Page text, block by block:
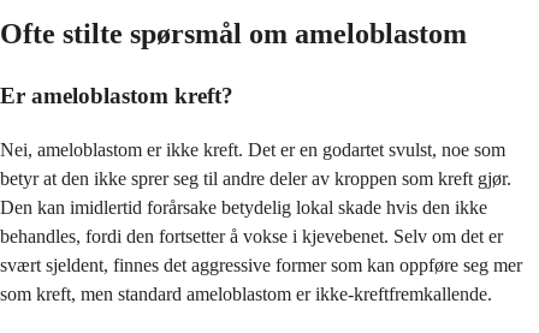
Ofte stilte spørsmål om ameloblastom
Er ameloblastom kreft?
Nei, ameloblastom er ikke kreft. Det er en godartet svulst, noe som
betyr at den ikke sprer seg til andre deler av kroppen som kreft gjør.
Den kan imidlertid forårsake betydelig lokal skade hvis den ikke
behandles, fordi den fortsetter å vokse i kjevebenet. Selv om det er
svært sjeldent, finnes det aggressive former som kan oppføre seg mer
som kreft, men standard ameloblastom er ikke-kreftfremkallende.